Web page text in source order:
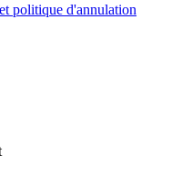
politique d'annulation